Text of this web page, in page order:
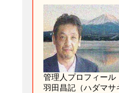
管理人プロフィール
羽田昌記（ハダマサ